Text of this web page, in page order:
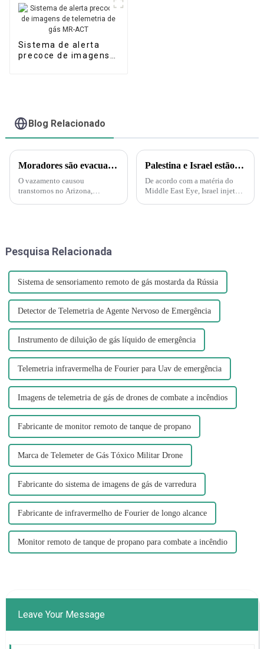
Sistema de alerta
precoce de imagens
Blog Relacionado
Moradores são evacuados após vazamento de ácido nítrico no Arizona – Mas o que é esse ácido?
O vazamento causou
transtornos no Arizona,
produz nitrogênio...
Palestina e Israel estão iniciando uma guerra biológica e química. A Força Delta aparece e injeta gás nervoso em túneis subterrâneos em Gaza!
De acordo com a matéria do
Middle East Eye, Israel injetará
Pesquisa Relacionada
Sistema de sensoriamento remoto de gás mostarda da Rússia
Detector de Telemetria de Agente Nervoso de Emergência
Instrumento de diluição de gás líquido de emergência
Telemetria infravermelha de Fourier para Uav de emergência
Imagens de telemetria de gás de drones de combate a incêndios
Fabricante de monitor remoto de tanque de propano
Marca de Telemeter de Gás Tóxico Militar Drone
Fabricante do sistema de imagens de gás de varredura
Fabricante de infravermelho de Fourier de longo alcance
Monitor remoto de tanque de propano para combate a incêndio
Leave Your Message